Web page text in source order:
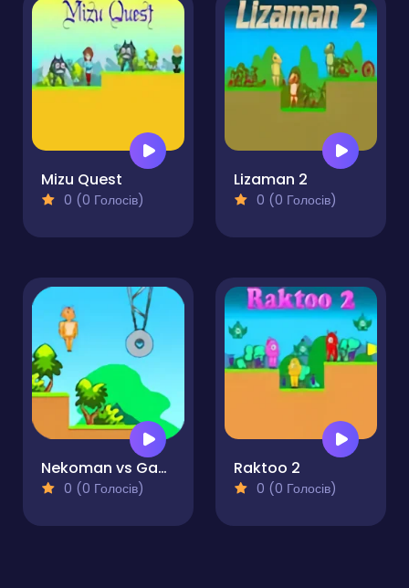
Mizu Quest
0 (0 Голосів)
Lizaman 2
0 (0 Голосів)
Nekoman vs Gangster
0 (0 Голосів)
Raktoo 2
0 (0 Голосів)